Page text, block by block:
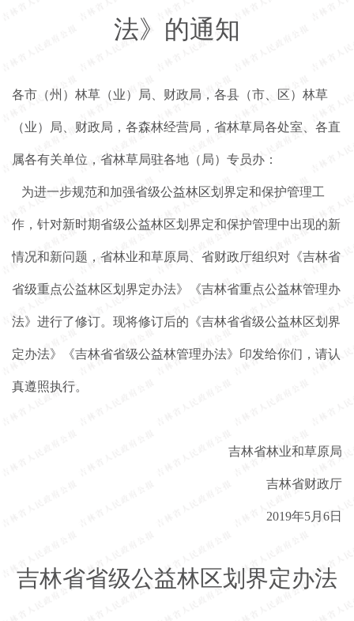
法》的通知
各市（州）林草（业）局、财政局，各县（市、区）林草
（业）局、财政局，各森林经营局，省林草局各处室、各直
属各有关单位，省林草局驻各地（局）专员办：
为进一步规范和加强省级公益林区划界定和保护管理工
作，针对新时期省级公益林区划界定和保护管理中出现的新
情况和新问题，省林业和草原局、省财政厅组织对《吉林省
省级重点公益林区划界定办法》《吉林省重点公益林管理办
法》进行了修订。现将修订后的《吉林省省级公益林区划界
定办法》《吉林省省级公益林管理办法》印发给你们，请认
真遵照执行。
吉林省林业和草原局
吉林省财政厅
2019年5月6日
吉林省省级公益林区划界定办法